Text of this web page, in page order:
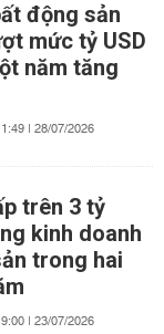
động sản
mức tỷ USD
năm tăng
| 28/07/2026
trên 3 tỷ
kinh doanh
trong hai
| 23/07/2026